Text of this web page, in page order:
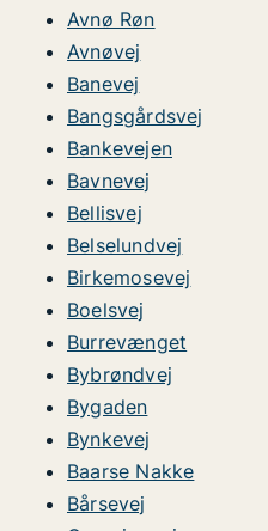
Avnø Røn
Avnøvej
Banevej
Bangsgårdsvej
Bankevejen
Bavnevej
Bellisvej
Belselundvej
Birkemosevej
Boelsvej
Burrevænget
Bybrøndvej
Bygaden
Bynkevej
Baarse Nakke
Bårsevej